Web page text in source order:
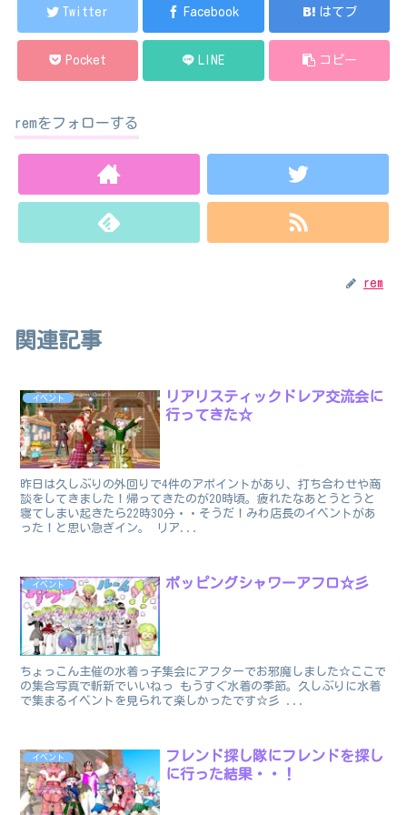
Twitter Facebook はてブ
Pocket LINE コピー
remをフォローする
rem
関連記事
イベント
リアリスティックドレア交流会に
行ってきた☆
昨日は久しぶりの外回りで4件のアポイントがあり、打ち合わせや商
談をしてきました！帰ってきたのが20時頃。疲れたなあとうとうと
寝てしまい起きたら22時30分・・そうだ！みわ店長のイベントがあ
った！と思い急ぎイン。 リア...
イベント ポッピングシャワーアフロ☆彡
ちょっこん主催の水着っ子集会にアフターでお邪魔しました☆ここで
の集合写真で斬新でいいねっ もうすぐ水着の季節。久しぶりに水着
で集まるイベントを見られて楽しかったです☆彡 ...
イベント
フレンド探し隊にフレンドを探し
に行った結果・・！